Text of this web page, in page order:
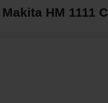
HM 1111 C